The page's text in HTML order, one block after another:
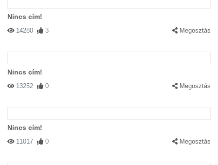
Nincs cím!
14280 3 Megosztás
Nincs cím!
13252 0 Megosztás
Nincs cím!
11017 0 Megosztás